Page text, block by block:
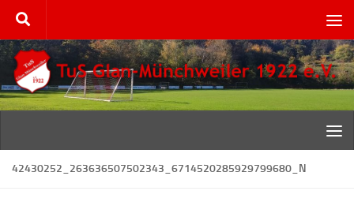
Zum Inhalt springen
42430252_263636507502343_6714520285929799680_N